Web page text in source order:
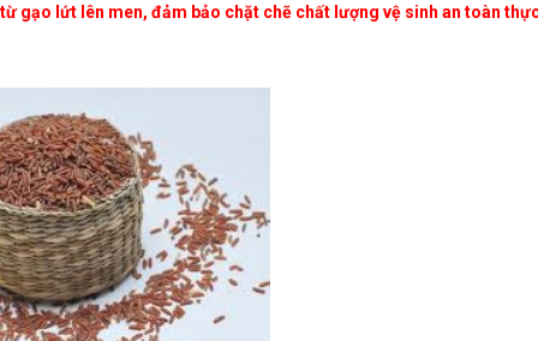
gạo lứt lên men, đảm bảo chặt chẽ chất lượng vệ sinh an toàn